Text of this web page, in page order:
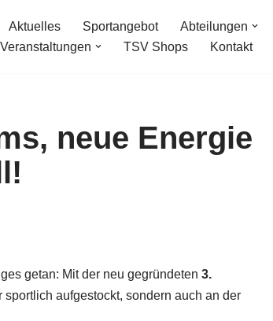
Aktuelles Sportangebot Abteilungen
TSV Shops Kontakt
neue Energie
getan: Mit der neu gegründeten 3.
sportlich aufgestockt, sondern auch an der